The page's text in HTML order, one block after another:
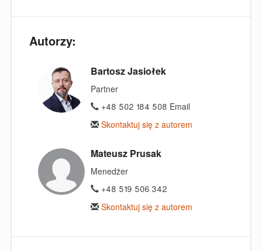
Autorzy:
Bartosz Jasiołek
Partner
+48 502 184 508 Email
Skontaktuj się z autorem
Mateusz Prusak
Menedżer
+48 519 506 342
Skontaktuj się z autorem